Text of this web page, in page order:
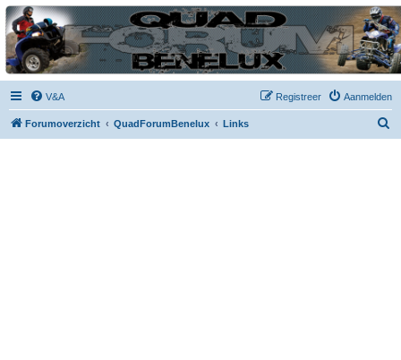
| QFB |
Hét quadforum van de Benelux
V&A Aanmelden
Registreer
Forumoverzicht QuadForumBenelux Links